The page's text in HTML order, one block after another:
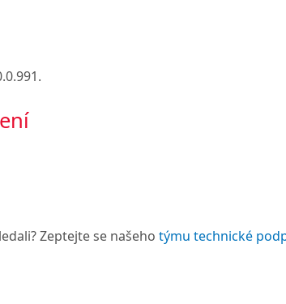
Zeptejte se našeho týmu technické